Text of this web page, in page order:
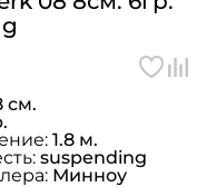
см.
1.8 м.
suspending
Минноу